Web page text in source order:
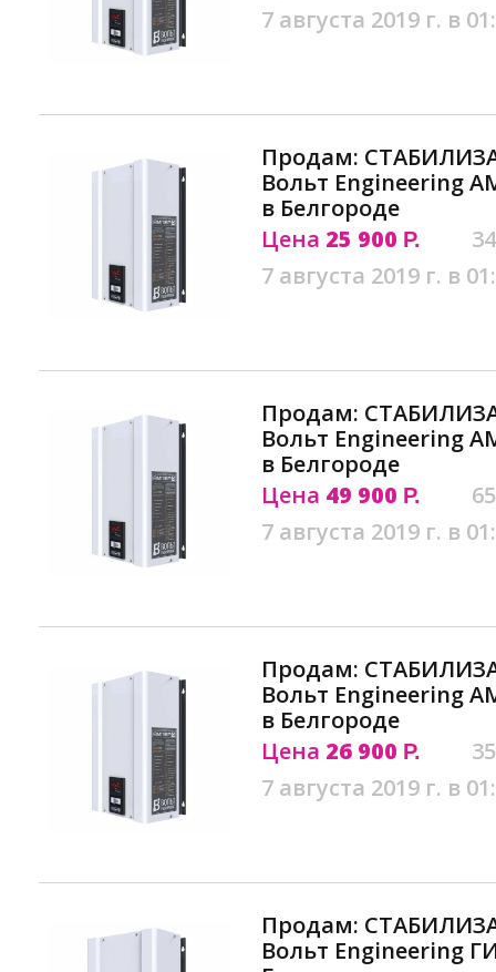
7 августа 2019 г. в
Продам:
Вольт Engineering
в Белгороде
Цена 25 900 Р.
7 августа 2019 г. в
Продам:
Вольт Engineering
в Белгороде
Цена 49 900 Р.
7 августа 2019 г. в
Продам:
Вольт Engineering
в Белгороде
Цена 26 900 Р.
7 августа 2019 г. в
Продам:
Вольт Engineering